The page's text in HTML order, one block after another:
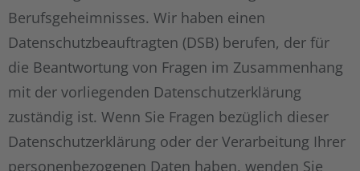
Berufsgeheimnisses. Wir haben einen
Datenschutzbeauftragten (DSB) berufen, der für
die Beantwortung von Fragen im Zusammenhang
mit der vorliegenden Datenschutzerklärung
zuständig ist. Wenn Sie Fragen bezüglich dieser
Datenschutzerklärung oder der Verarbeitung Ihrer
personenbezogenen Daten haben, wenden Sie